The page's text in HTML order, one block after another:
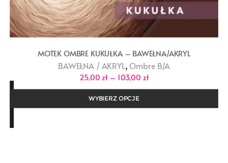
MOTEK OMBRE KUKUŁKA – BAWEŁNA/AKRYL
BAWEŁNA / AKRYL, Ombre B/A
25,00zł – 103,00 złZakres
od
do
WYBIERZ OPCJE